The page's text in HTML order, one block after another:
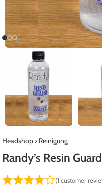
Headshop› Reinigung
Randy’s Resin
(1customer